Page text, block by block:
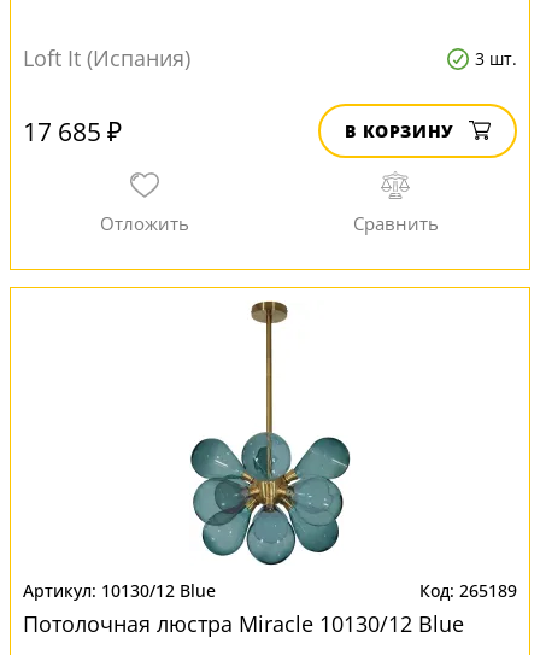
Loft It (Испания) 3 шт.
17 685 ₽ В КОРЗИНУ
10130/12 Blue 265189
Потолочная люстра Miracle 10130/12 Blue